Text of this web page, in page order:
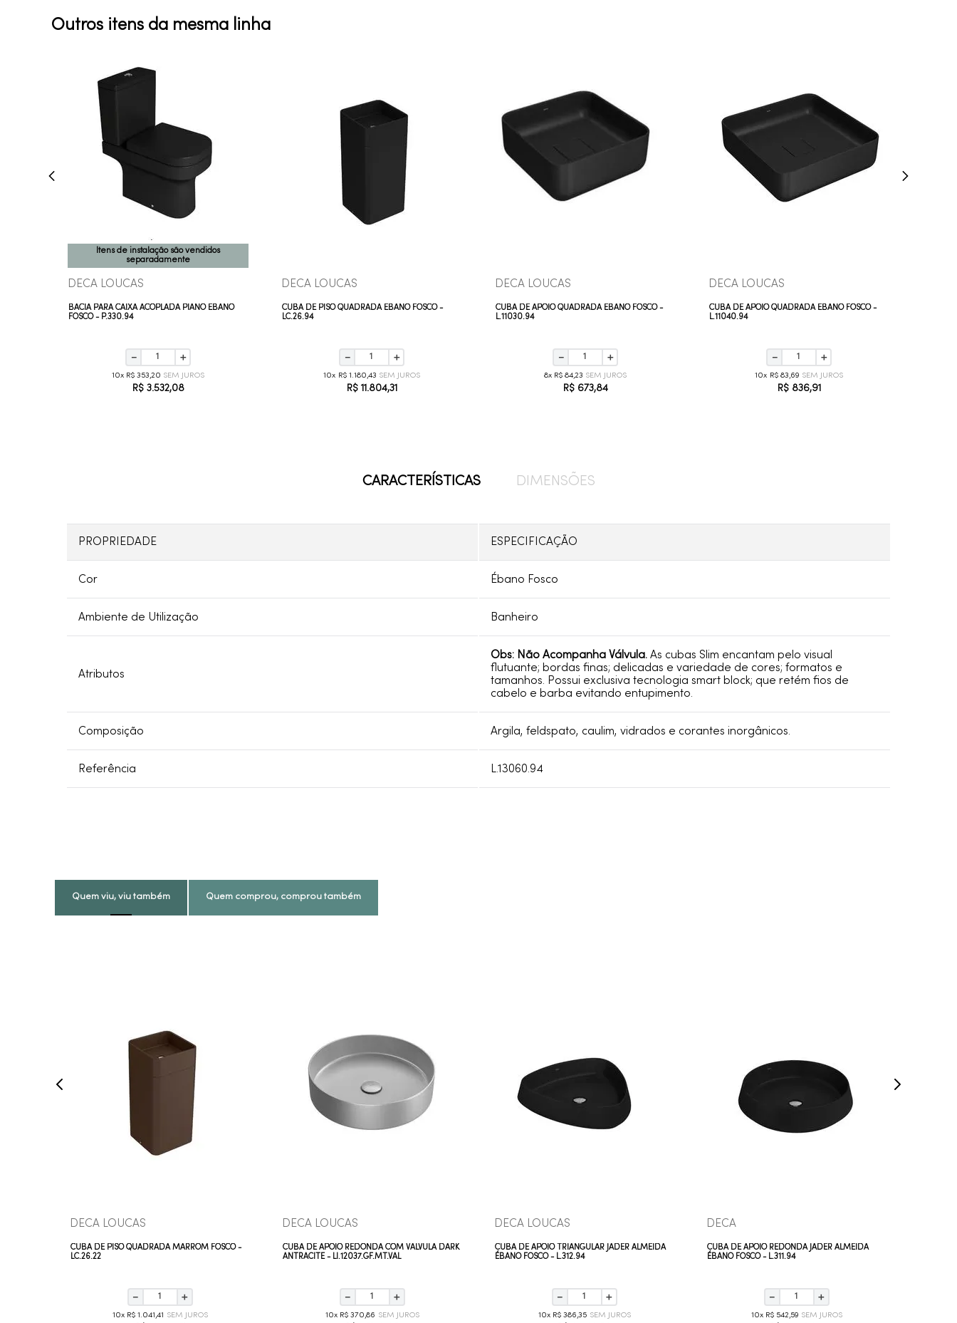
Outros itens da mesma linha
Itens de instalação são vendidos
separadamente
DECA LOUCAS
BACIA PARA CAIXA ACOPLADA PIANO ÉBANO
FOSCO - P.330.94
＋
－
10 R$ 353,20
R$ 3.532,08
DECA LOUCAS
CUBA DE PISO QUADRADA ÉBANO FOSCO -
LC.26.94
＋
－
10 R$ 1.180,43
R$ 11 .804,31
COMPRAR AGORA
VEJA MAIS
DECA LOUCAS
CUBA DE APOIO QUADRADA ÉBANO FOSCO -
L.11030.94
＋
－
8 R$ 84,23
R$ 673,84
COMPRAR AGORA
VEJA MAIS
DECA LOUCAS
CUBA DE APOIO QUADRADA ÉBANO FOSCO -
L.11040.94
＋
－
10 R$ 83,69
R$ 836,91
CARACTERÍSTICAS DIMENSÕES
PROPRIEDADE ESPECIFICAÇÃO
Cor Ébano Fosco
Ambiente de Utilização Banheiro
Atributos
Obs: Não Acompanha Válvula. As cubas Slim encantam pelo visual
flutuante; bordas finas; delicadas e variedade de cores; formatos e
tamanhos. Possui exclusiva tecnologia smart block; que retém fios de
cabelo e barba evitando entupimento.
Composição Argila, feldspato, caulim, vidrados e corantes inorgânicos.
Referência L.13060.94
Quem viu, viu também Quem comprou, comprou também
DECA LOUCAS
CUBA DE PISO QUADRADA MARROM FOSCO -
LC.26.22
＋
－
10 R$ 1.041 ,41
COMPRAR AGORA
VEJA MAIS
DECA LOUCAS
CUBA DE APOIO REDONDA COM VÁLVULA DARK
ANTRACITE - LI.12037.GF.MT.VAL
＋
－
10 R$ 370,86
VEJA MAIS
DECA LOUCAS
CUBA DE APOIO TRIANGULAR JADER ALMEIDA
ÉBANO FOSCO - L.312.94
＋
－
10 R$ 386,35
VEJA MAIS
DECA
CUBA DE APOIO REDONDA JADER ALMEIDA
ÉBANO FOSCO - L.311.94
＋
－
10 R$ 542,59